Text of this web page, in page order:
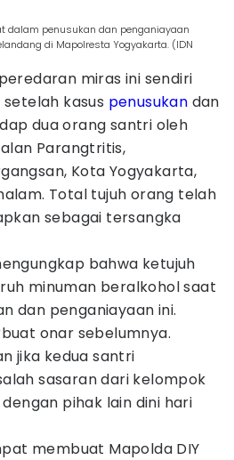
dalam penusukan dan penganiayaan
di Mapolresta Yogyakarta. (IDN
miras ini sendiri
kasus penusukan dan
dua orang santri oleh
Parangtritis,
Kota Yogyakarta,
Total tujuh orang telah
sebagai tersangka
bahwa ketujuh
minuman beralkohol saat
dan penganiayaan ini.
onar sebelumnya.
jika kedua santri
sasaran dari kelompok
pihak lain dini hari
membuat Mapolda DIY